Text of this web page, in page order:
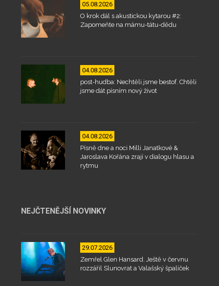
05.08.2026
O krok dál s akustickou kytarou #2:
Zapomeňte na mámu-tátu-dědu
04.08.2026
post-hudba: Nechtěli jsme bestof. Chtěli
jsme dát písním nový život
04.08.2026
Písně dne a noci Milli Janatkové &
Jaroslava Kořána zrají v dialogu hlasu a
rytmu
NEJČTENĚJŠÍ NOVINKY
29.07.2026
Zemřel Glen Hansard. Ještě v červnu
rozzářil Slunovrat a Valašský špalíček